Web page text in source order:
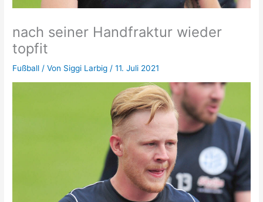
nach seiner Handfraktur wieder
topfit
Fußball / Von Siggi Larbig/11. Juli 2021